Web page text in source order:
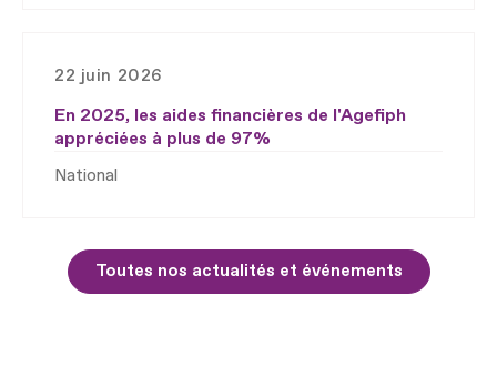
22 juin 2026
En 2025, les aides financières de l'Agefiph
appréciées à plus de 97%
National
Toutes nos actualités et événements